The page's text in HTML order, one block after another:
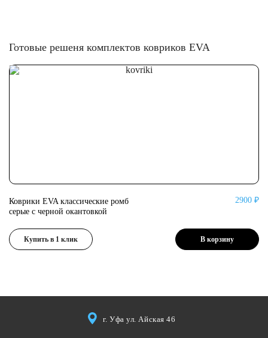
Готовые решеня комплектов ковриков EVA
Коврики EVA классические ромб
серые с черной окантовкой
2900 ₽
Купить в 1 клик В корзину
г. Уфа ул. Айская 46